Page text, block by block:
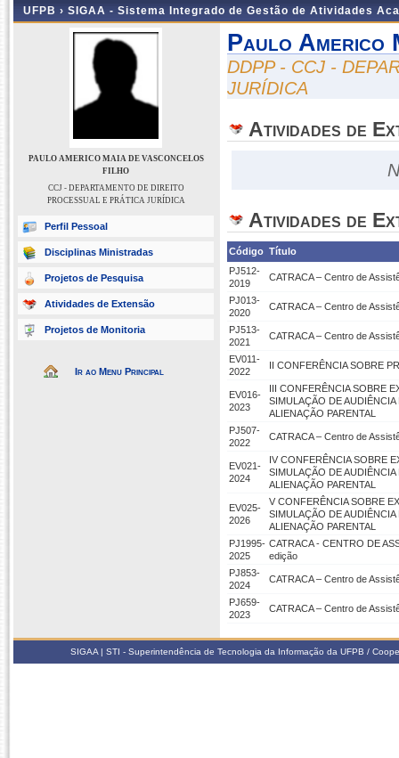
UFPB › SIGAA - Sistema Integrado de Gestão de Atividades
PAULO AMERICO MAIA DE VASCONCELOS
FILHO
CCJ - DEPARTAMENTO DE DIREITO
PROCESSUAL E PRÁTICA JURÍDICA
Perfil Pessoal
Disciplinas Ministradas
Projetos de Pesquisa
Atividades de Extensão
Projetos de Monitoria
Ir ao Menu Principal
Paulo Americo
DDPP - CCJ -
JURÍDICA
Atividades de
Atividades de
Código Título
PJ512-
2019
CATRACA – Centro de
PJ013-
2020
CATRACA – Centro de
PJ513-
2021
CATRACA – Centro de
EV011-
2022
II CONFERÊNCIA SOBRE
EV016-
2023
III CONFERÊNCIA SOBRE
SIMULAÇÃO DE
ALIENAÇÃO PARENTAL
PJ507-
2022
CATRACA – Centro de
EV021-
2024
IV CONFERÊNCIA SOBRE
SIMULAÇÃO DE
ALIENAÇÃO PARENTAL
EV025-
2026
V CONFERÊNCIA SOBRE
SIMULAÇÃO DE
ALIENAÇÃO PARENTAL
PJ1995-
2025
CATRACA - CENTRO DE
edição
PJ853-
2024
CATRACA – Centro de
PJ659-
2023
CATRACA – Centro de
SIGAA | STI - Superintendência de Tecnologia da Informação da UFPB /